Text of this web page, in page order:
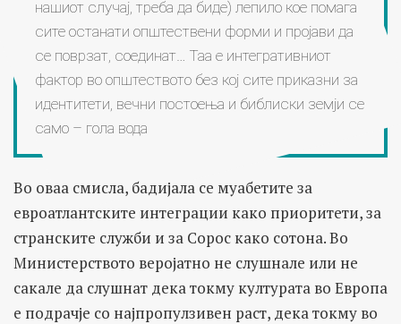
нашиот случај, треба да биде) лепило кое помага
сите останати општествени форми и пројави да
се поврзат, соединат… Таа е интегративниот
фактор во општеството без кој сите приказни за
идентитети, вечни постоења и библиски земји се
само – гола вода
Во оваа смисла, бадијала се муабетите за
евроатлантските интеграции како приоритети, за
странските служби и за Сорос како сотона. Во
Министерството веројатно не слушнале или не
сакале да слушнат дека токму културата во Европа
е подрачје со најпропулзивен раст, дека токму во